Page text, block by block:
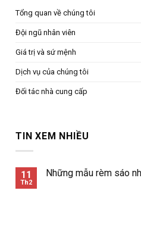
Tổng quan về chúng tôi
Đội ngũ nhân viên
Giá trị và sứ mệnh
Dịch vụ của chúng tôi
Đối tác nhà cung cấp
TIN XEM NHIỀU
11
Th2
Những mẫu rèm sáo